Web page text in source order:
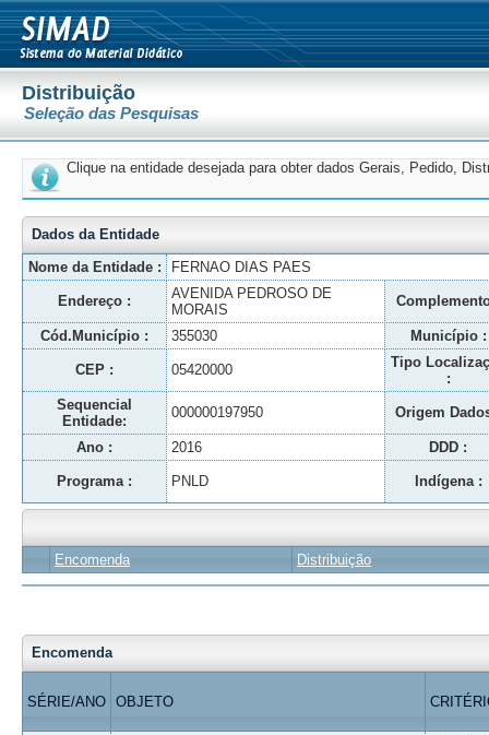
Distribuição
Seleção das Pesquisas
Clique na entidade desejada para obter dados Gerais, Pedido,
Dados da Entidade
Nome da Entidade :
FERNAO DIAS PAES
Endereço :
AVENIDA PEDROSO DE
MORAIS
Cód.Município : 355030 Município :
CEP : 05420000
Tipo
:
Sequencial
Entidade:
000000197950 Origem
Ano : 2016 DDD :
Programa : PNLD Indígena :
Encomenda Distribuição
Encomenda
SÉRIE/ANO OBJETO